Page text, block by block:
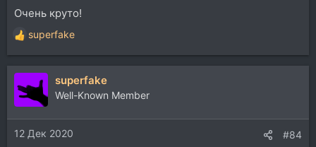
Очень круто!
Р
е
а
ц
и
и
:
superfake
superfake
Well-Known Member
12 Дек 2020 #84